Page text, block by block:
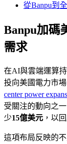
從Banpu到
Banpu加碼
需求
在AI與雲端運算
投向美國電力市
center power
受關注的動向之
少15億美元 ，以
這項布局反映的